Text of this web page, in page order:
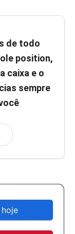
de todo
position,
caixa e o
sempre